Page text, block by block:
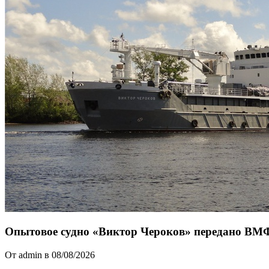
Опытовое судно «Виктор Чероков» передано
От admin в 08/08/2026